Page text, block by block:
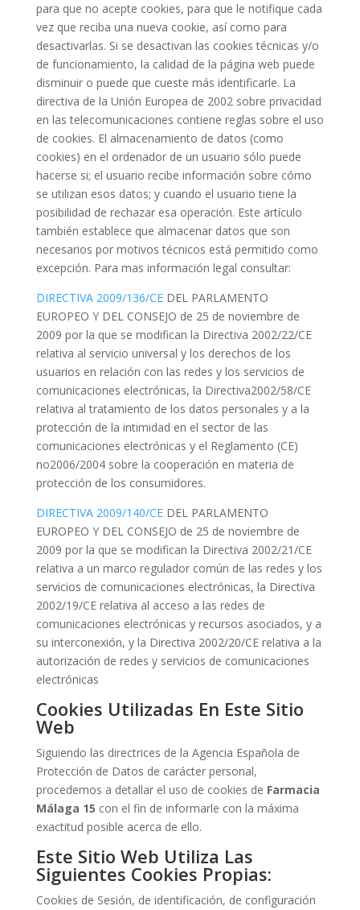
para que no acepte cookies, para que le notifique cada
vez que reciba una nueva cookie, así como para
desactivarlas. Si se desactivan las cookies técnicas y/o
de funcionamiento, la calidad de la página web puede
disminuir o puede que cueste más identificarle. La
directiva de la Unión Europea de 2002 sobre privacidad
en las telecomunicaciones contiene reglas sobre el uso
de cookies. El almacenamiento de datos (como
cookies) en el ordenador de un usuario sólo puede
hacerse si; el usuario recibe información sobre cómo
se utilizan esos datos; y cuando el usuario tiene la
posibilidad de rechazar esa operación. Este artículo
también establece que almacenar datos que son
necesarios por motivos técnicos está permitido como
excepción. Para mas información legal consultar:
DIRECTIVA 2009/136/CE DEL PARLAMENTO
EUROPEO Y DEL CONSEJO de 25 de noviembre de
2009 por la que se modifican la Directiva 2002/22/CE
relativa al servicio universal y los derechos de los
usuarios en relación con las redes y los servicios de
comunicaciones electrónicas, la Directiva2002/58/CE
relativa al tratamiento de los datos personales y a la
protección de la intimidad en el sector de las
comunicaciones electrónicas y el Reglamento (CE)
no2006/2004 sobre la cooperación en materia de
protección de los consumidores.
DIRECTIVA 2009/140/CE DEL PARLAMENTO
EUROPEO Y DEL CONSEJO de 25 de noviembre de
2009 por la que se modifican la Directiva 2002/21/CE
relativa a un marco regulador común de las redes y los
servicios de comunicaciones electrónicas, la Directiva
2002/19/CE relativa al acceso a las redes de
comunicaciones electrónicas y recursos asociados, y a
su interconexión, y la Directiva 2002/20/CE relativa a la
autorización de redes y servicios de comunicaciones
electrónicas
Cookies Utilizadas En Este Sitio
Web
Siguiendo las directrices de la Agencia Española de
Protección de Datos de carácter personal,
procedemos a detallar el uso de cookies de Farmacia
Málaga 15 con el fin de informarle con la máxima
exactitud posible acerca de ello.
Este Sitio Web Utiliza Las
Siguientes Cookies Propias:
Cookies de Sesión, de identificación, de configuración